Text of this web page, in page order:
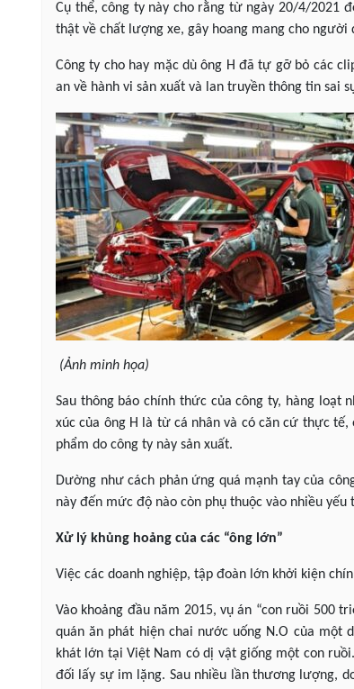
Cụ thể, công ty này cho rằng từ ngày 20/4/2021
thật về chất lượng xe, gây hoang mang cho
Công ty cho hay mặc dù ông H đã tự gỡ bỏ các
an về hành vi sản xuất và lan truyền thông tin sai
(Ảnh minh họa)
Sau thông báo chính thức của công ty, hàng
xúc của ông H là từ cá nhân và có căn cứ thực
phẩm do công ty này sản xuất.
Dường như cách phản ứng quá mạnh tay của
này đến mức độ nào còn phụ thuộc vào nhiều yếu
Xử lý khủng hoảng của các “ông lớn”
Việc các doanh nghiệp, tập đoàn lớn khởi kiện
Vào khoảng đầu năm 2015, vụ án “con ruồi 500
quán ăn phát hiện chai nước uống N.O của một
khát lớn tại Việt Nam có dị vật giống một con
đối lấy sự im lặng. Sau nhiều lần thương lượng,